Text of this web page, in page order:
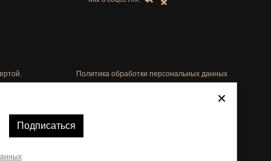
Политика обработки персональных данных
Автоматизировано -
Подписаться